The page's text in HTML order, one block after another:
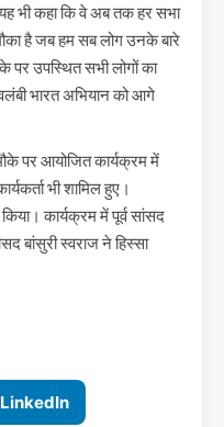
भी कहा कि वे अब तक हर सभा
है जब हम सब लोग उनके बारे
पर उपस्थित सभी लोगों का
भारत अभियान को आगे
पर आयोजित कार्यक्रम में
भी शामिल हुए।
कार्यक्रम में पूर्व सांसद
बांसुरी स्वराज ने हिस्सा
LinkedIn